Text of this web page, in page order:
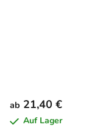
ab 21,40 €
Auf Lager